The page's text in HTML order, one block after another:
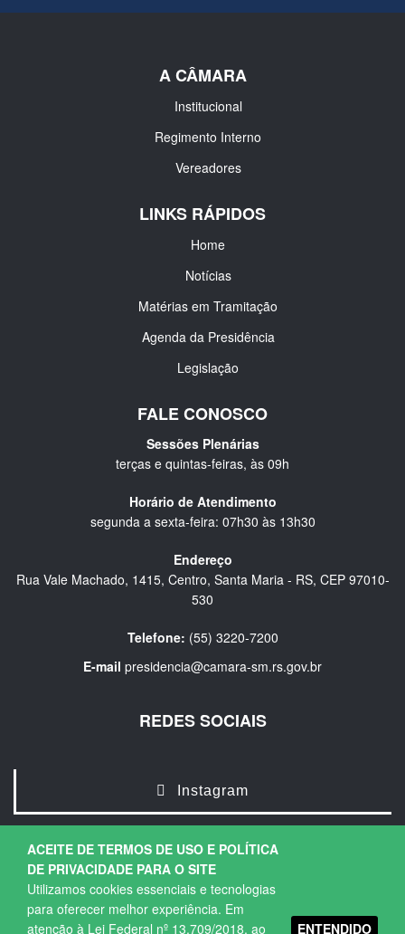
ACEITE DE TERMOS DE USO E POLÍTICA
DE PRIVACIDADE PARA O SITE
Utilizamos cookies essenciais e tecnologias
para oferecer melhor experiência. Em
atenção à Lei Federal nº 13.709/2018, ao
ENTENDIDO
A CÂMARA
Institucional
Regimento Interno
Vereadores
LINKS RÁPIDOS
Home
Notícias
Matérias em Tramitação
Agenda da Presidência
Legislação
FALE CONOSCO
Sessões Plenárias
terças e quintas-feiras, às 09h
Horário de Atendimento
segunda a sexta-feira: 07h30 às 13h30
Endereço
Rua Vale Machado, 1415, Centro, Santa Maria - RS, CEP 97010-
530
Telefone: (55) 3220-7200
E-mail presidencia@camara-sm.rs.gov.br
REDES SOCIAIS
Instagram